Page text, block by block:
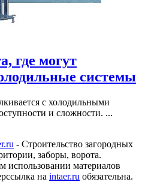
где могут
системы
с холодильными
и сложности. ...
- Cтроительство загородных
заборы, ворота.
использовании материалов
на intaer.ru обязательна.